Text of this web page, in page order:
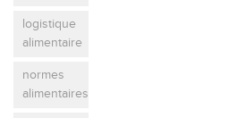
logistique
alimentaire
normes
alimentaires